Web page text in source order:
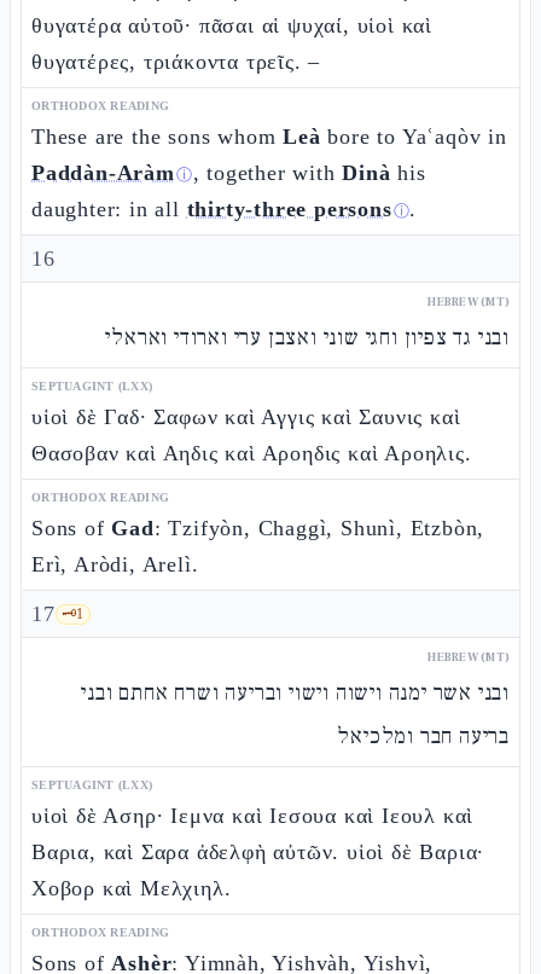
θυγατέρα αὐτοῦ· πᾶσαι αἱ ψυχαί, υἱοὶ καὶ
θυγατέρες, τριάκοντα τρεῖς. –
ORTHODOX READING
These are the sons whomLeà bore to Yaʿaqòv in
Paddàn-Aràmⓘ, together withDinà his
daughter: in all thirty-three personsⓘ.
16
HEBREW (MT)
ובני גד צפיון וחגי שוני ואצבן ערי וארודי ואראלי
SEPTUAGINT (LXX)
υἱοὶ δὲ Γαδ· Σαφων καὶ Αγγις καὶ Σαυνις καὶ
Θασοβαν καὶ Αηδις καὶ Αροηδις καὶ Αροηλις.
ORTHODOX READING
Sons of Gad: Tzifyòn, Chaggì, Shunì, Etzbòn,
Erì, Aròdi, Arelì.
17 🗝️1
HEBREW (MT)
ובני אשר ימנה וישוה וישוי ובריעה ושרח אחתם ובני
בריעה חבר ומלכיאל
SEPTUAGINT (LXX)
υἱοὶ δὲ Ασηρ· Ιεμνα καὶ Ιεσουα καὶ Ιεουλ καὶ
Βαρια, καὶ Σαρα ἀδελφὴ αὐτῶν. υἱοὶ δὲ Βαρια·
Χοβορ καὶ Μελχιηλ.
ORTHODOX READING
Sons ofAshèr: Yimnàh, Yishvàh, Yishvì,